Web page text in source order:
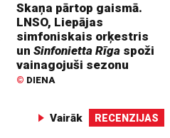
Skaņa pārtop gaismā.
LNSO, Liepājas
simfoniskais orķestris
unSinfonietta Rīga spoži
vainagojuši sezonu
© DIENA
Vairāk RECENZIJAS